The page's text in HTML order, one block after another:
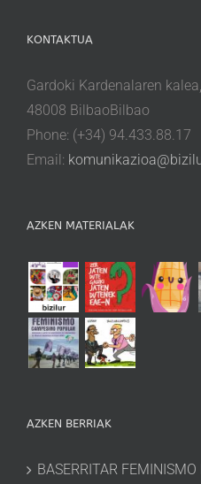
KONTAKTUA
Gardoki Kardenalaren
48008 BilbaoBilbao
Phone: (+34) 94.433.88.17
Email:
AZKEN MATERIALAK
AZKEN BERRIAK
BASERRITAR